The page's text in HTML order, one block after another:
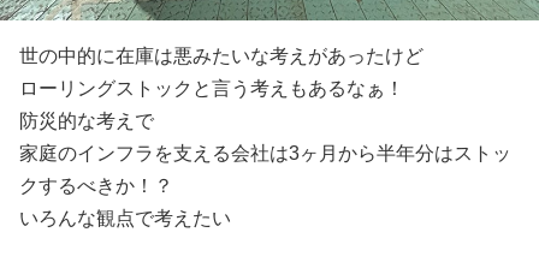
世の中的に在庫は悪みたいな考えがあったけど
ローリングストックと言う考えもあるなぁ！
防災的な考えで
家庭のインフラを支える会社は3ヶ月から半年分はストッ
クするべきか！？
いろんな観点で考えたい